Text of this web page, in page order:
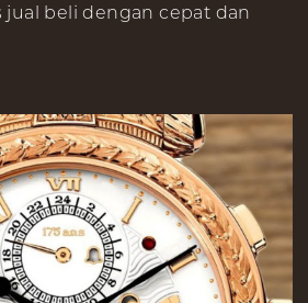
beli dengan cepat dan